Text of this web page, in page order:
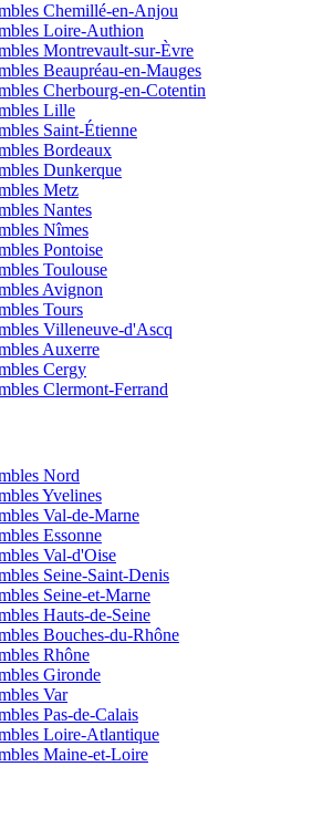
Chemillé-en-Anjou
Loire-Authion
Montrevault-sur-Èvre
Beaupréau-en-Mauges
Cherbourg-en-Cotentin
Lille
Saint-Étienne
Bordeaux
Dunkerque
Metz
Nantes
Nîmes
Pontoise
Toulouse
Avignon
Tours
Villeneuve-d'Ascq
Auxerre
Cergy
Clermont-Ferrand
Nord
Yvelines
Val-de-Marne
Essonne
Val-d'Oise
Seine-Saint-Denis
Seine-et-Marne
Hauts-de-Seine
Bouches-du-Rhône
Rhône
Gironde
Var
Pas-de-Calais
Loire-Atlantique
Maine-et-Loire